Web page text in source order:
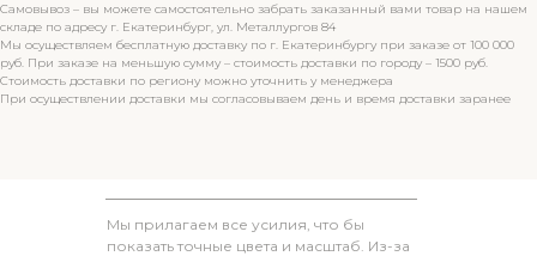
Самовывоз – вы можете самостоятельно забрать заказанный вами товар на нашем
складе по адресу г. Екатеринбург, ул. Металлургов 84
Мы осуществляем бесплатную доставку по г. Екатеринбургу при заказе от 100 000
руб. При заказе на меньшую сумму – стоимость доставки по городу – 1500 руб.
Стоимость доставки по региону можно уточнить у менеджера
При осуществлении доставки мы согласовываем день и время доставки заранее
Мы прилагаем все усилия, что бы
показать точные цвета и масштаб. Из-за